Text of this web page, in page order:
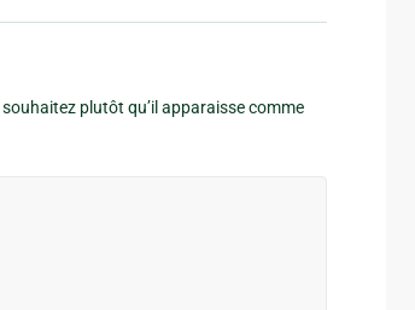
plutôt qu’il apparaisse comme